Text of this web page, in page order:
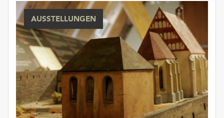
AUSSTELLUNGEN